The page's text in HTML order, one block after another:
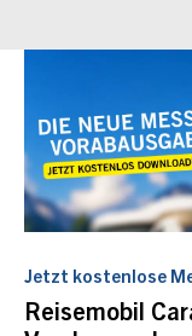
Jetzt kostenlose
Reisemobil